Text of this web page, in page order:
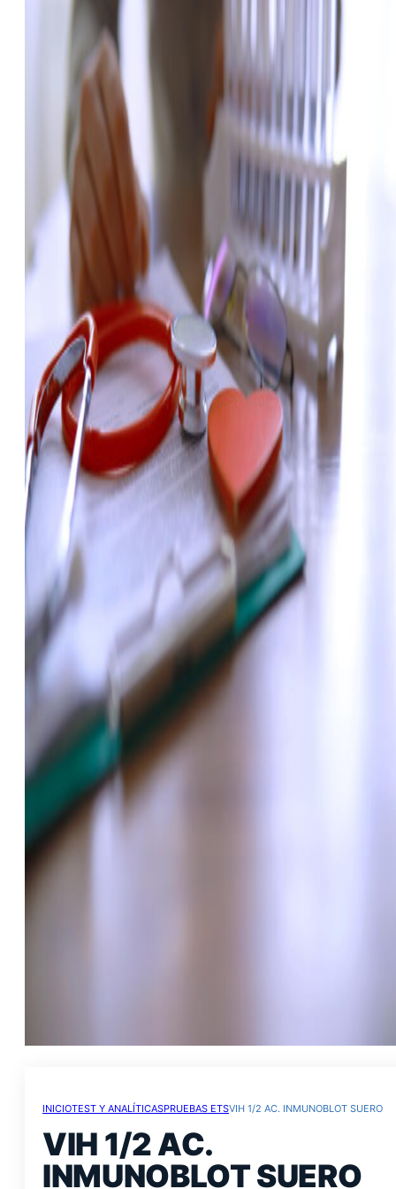
INICIOTEST Y ANALÍTICASPRUEBAS ETSVIH 1/2 AC. INMUNOBLOT SUERO
VIH 1/2 AC.
INMUNOBLOT SUERO